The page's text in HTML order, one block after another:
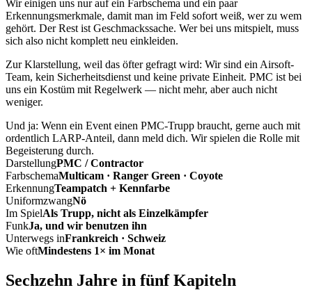
Wir einigen uns nur auf ein Farbschema und ein paar
Erkennungsmerkmale, damit man im Feld sofort weiß, wer zu wem
gehört. Der Rest ist Geschmackssache. Wer bei uns mitspielt, muss
sich also nicht komplett neu einkleiden.
Zur Klarstellung, weil das öfter gefragt wird: Wir sind ein Airsoft-
Team, kein Sicherheitsdienst und keine private Einheit. PMC ist bei
uns ein Kostüm mit Regelwerk — nicht mehr, aber auch nicht
weniger.
Und ja: Wenn ein Event einen PMC-Trupp braucht, gerne auch mit
ordentlich LARP-Anteil, dann meld dich. Wir spielen die Rolle mit
Begeisterung durch.
DarstellungPMC / Contractor
FarbschemaMulticam · Ranger Green · Coyote
ErkennungTeampatch + Kennfarbe
UniformzwangNö
Im SpielAls Trupp, nicht als Einzelkämpfer
FunkJa, und wir benutzen ihn
Unterwegs inFrankreich · Schweiz
Wie oftMindestens 1× im Monat
Sechzehn Jahre in fünf Kapiteln